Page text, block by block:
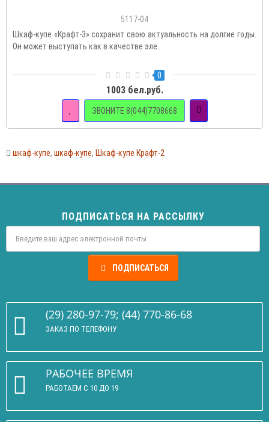
5117-04
Шкаф-купе «Крафт-3» сохранит свою актуальность на долгие годы.
Он может выступать как в качестве эле..
0
1003 бел.руб.
ЗВОНИТЕ 8(044)7708668
шкаф-купе, шкаф-купе, Шкаф-купе Крафт-2
ПОДПИСАТЬСЯ НА РАССЫЛКУ
ПОДПИСАТЬСЯ
(29) 280-97-79; (44) 770-86-68
ЗАКАЗ ПО ТЕЛЕФОНУ
РАБОЧЕЕ ВРЕМЯ
РАБОТАЕМ С 10 ДО 19